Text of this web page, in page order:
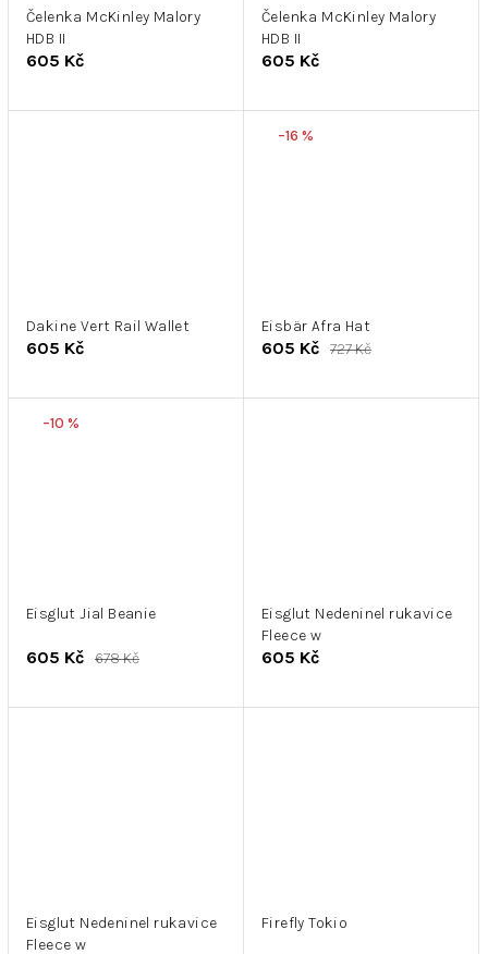
Čelenka McKinley Malory
HDB II
605 Kč
Čelenka McKinley Malory
HDB II
605 Kč
Dakine Vert Rail Wallet
605 Kč
–16 %
Eisbär Afra Hat
605 Kč 727 Kč
–10 %
Eisglut Jial Beanie
605 Kč 678 Kč
Eisglut Nedeninel rukavice
Fleece w
605 Kč
Eisglut Nedeninel rukavice
Fleece w
Firefly Tokio